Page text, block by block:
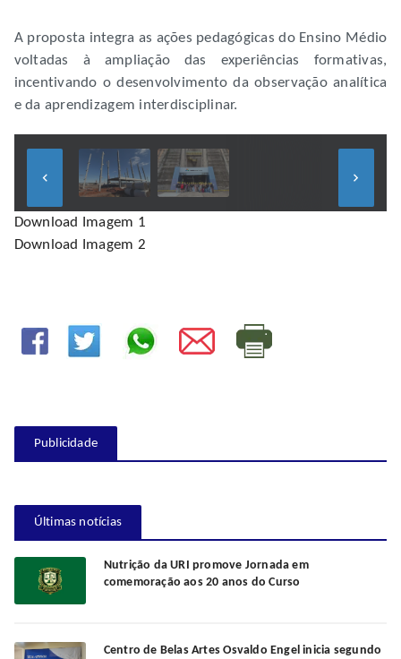
A proposta integra as ações pedagógicas do Ensino Médio
voltadas à ampliação das experiências formativas,
incentivando o desenvolvimento da observação analítica
e da aprendizagem interdisciplinar.
keyboard_arrow_left keyboard_arrow_right
Download Imagem 1
Download Imagem 2
Publicidade
Últimas notícias
Nutrição da URI promove Jornada em
comemoração aos 20 anos do Curso
Centro de Belas Artes Osvaldo Engel inicia segundo